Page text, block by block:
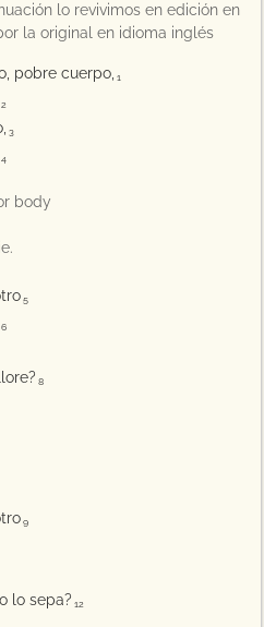
lo revivimos en edición en
la original en idioma inglés
pobre cuerpo, 1
2
3
4
body
5
6
8
9
lo sepa? 12